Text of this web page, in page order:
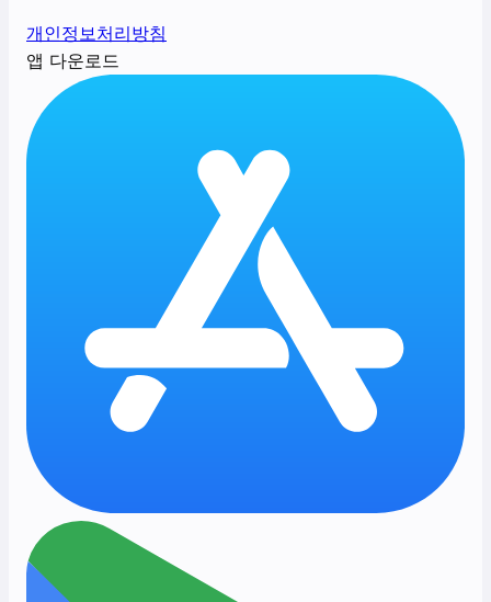
개인정보처리방침
앱 다운로드